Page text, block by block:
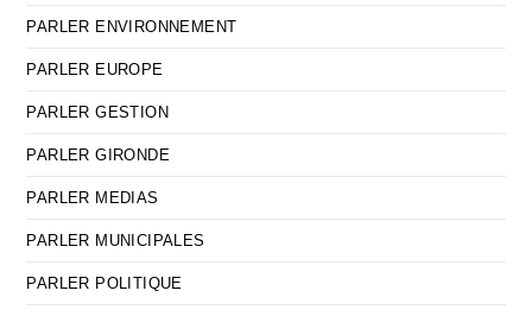
PARLER ENVIRONNEMENT
PARLER EUROPE
PARLER GESTION
PARLER GIRONDE
PARLER MEDIAS
PARLER MUNICIPALES
PARLER POLITIQUE